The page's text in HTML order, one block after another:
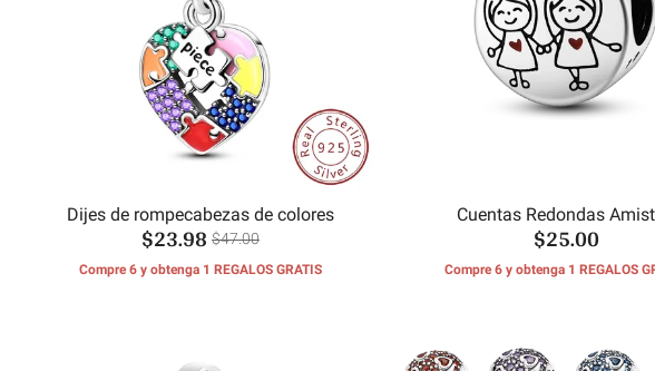
Dijes de rompecabezas de colores
$23.98 $47.00
Compre 6 y obtenga 1 REGALOS GRATIS
Cuentas Redondas
$25.00
Compre 6 y obtenga 1 REGALOS